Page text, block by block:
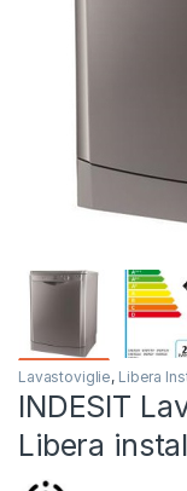
Lavastoviglie, Libera
INDESIT
Libera